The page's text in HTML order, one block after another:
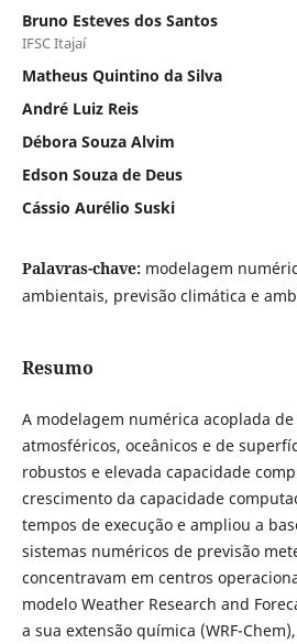
Bruno Esteves dos Santos
IFSC Itajaí
Matheus Quintino da Silva
André Luiz Reis
Débora Souza Alvim
Edson Souza de Deus
Cássio Aurélio Suski
Palavras-chave: modelagem
ambientais, previsão climática e
Resumo
A modelagem numérica acoplada de
atmosféricos, oceânicos e de
robustos e elevada capacidade
crescimento da capacidade
tempos de execução e ampliou a
sistemas numéricos de previsão
concentravam em centros
modelo Weather Research and
a sua extensão química (WRF-